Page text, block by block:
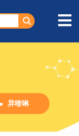
异喹啉